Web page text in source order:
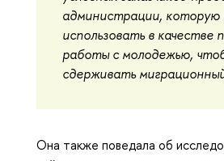
администрации,
использовать в качестве
работы с молодежью,
сдерживать
Она также поведала об